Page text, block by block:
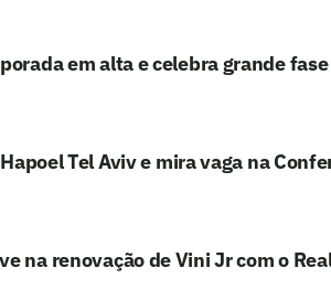
em alta e celebra grande
Tel Aviv e mira vaga na
na renovação de Vini Jr com o